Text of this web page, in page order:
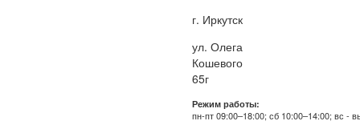
г. Иркутск
ул. Олега
Кошевого
65г
Режим работы:
пн-пт 09:00–18:00; сб 10:00–14:00; вс -